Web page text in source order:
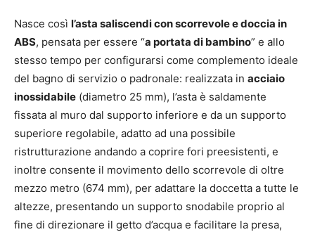
Nasce così l’asta saliscendi con scorrevole e doccia in
ABS, pensata per essere “a portata di bambino” e allo
stesso tempo per configurarsi come complemento ideale
del bagno di servizio o padronale: realizzata in acciaio
inossidabile (diametro 25 mm), l’asta è saldamente
fissata al muro dal supporto inferiore e da un supporto
superiore regolabile, adatto ad una possibile
ristrutturazione andando a coprire fori preesistenti, e
inoltre consente il movimento dello scorrevole di oltre
mezzo metro (674 mm), per adattare la doccetta a tutte le
altezze, presentando un supporto snodabile proprio al
fine di direzionare il getto d’acqua e facilitare la presa,